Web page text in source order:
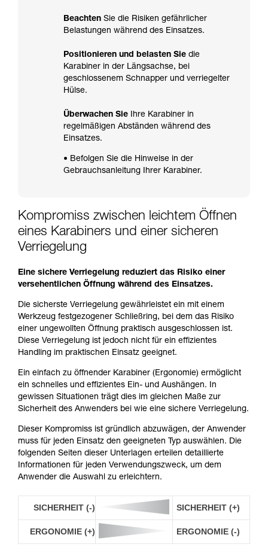
Beachten Sie die Risiken gefährlicher
Belastungen während des Einsatzes.
Positionieren und belasten Sie die
Karabiner in der Längsachse, bei
geschlossenem Schnapper und verriegelter
Hülse.
Überwachen Sie Ihre Karabiner in
regelmäßigen Abständen während des
Einsatzes.
• Befolgen Sie die Hinweise in der
Gebrauchsanleitung Ihrer Karabiner.
Kompromiss zwischen leichtem Öffnen
eines Karabiners und einer sicheren
Verriegelung
Eine sichere Verriegelung reduziert das Risiko einer
versehentlichen Öffnung während des Einsatzes.
Die sicherste Verriegelung gewährleistet ein mit einem
Werkzeug festgezogener Schließring, bei dem das Risiko
einer ungewollten Öffnung praktisch ausgeschlossen ist.
Diese Verriegelung ist jedoch nicht für ein effizientes
Handling im praktischen Einsatz geeignet.
Ein einfach zu öffnender Karabiner (Ergonomie) ermöglicht
ein schnelles und effizientes Ein- und Aushängen. In
gewissen Situationen trägt dies im gleichen Maße zur
Sicherheit des Anwenders bei wie eine sichere Verriegelung.
Dieser Kompromiss ist gründlich abzuwägen, der Anwender
muss für jeden Einsatz den geeigneten Typ auswählen. Die
folgenden Seiten dieser Unterlagen erteilen detaillierte
Informationen für jeden Verwendungszweck, um dem
Anwender die Auswahl zu erleichtern.
SICHERHEIT (-) SICHERHEIT (+)
ERGONOMIE (+) ERGONOMIE (-)